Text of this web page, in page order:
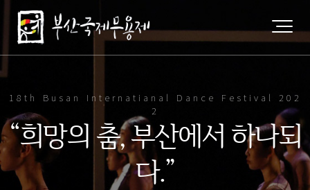
18th Busan Internatianal Dance Festival 202
2
“희망의 춤, 부산에서 하나되
다.”